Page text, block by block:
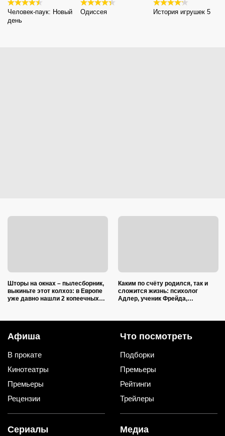
Человек-паук: Новый
день
Одиссея История игрушек 5
Шторы на окнах – пылесборник,
выкиньте этот колхоз: в Европе
уже давно нашли 2 копеечных
Каким по счёту родился, так и
сложится жизнь: психолог
Адлер, ученик Фрейда,
Афиша
В прокате
Кинотеатры
Премьеры
Рецензии
Что посмотреть
Подборки
Премьеры
Рейтинги
Трейлеры
Сериалы Медиа